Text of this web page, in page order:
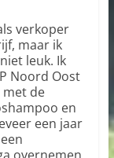
verkoper
maar ik
leuk. Ik
Noord Oost
de
en
een jaar